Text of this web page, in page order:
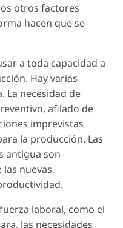
otros factores
hacen que se
a toda capacidad a
Hay varias
La necesidad de
afilado de
imprevistas
la producción. Las
antigua son
nuevas,
laboral, como el
las necesidades